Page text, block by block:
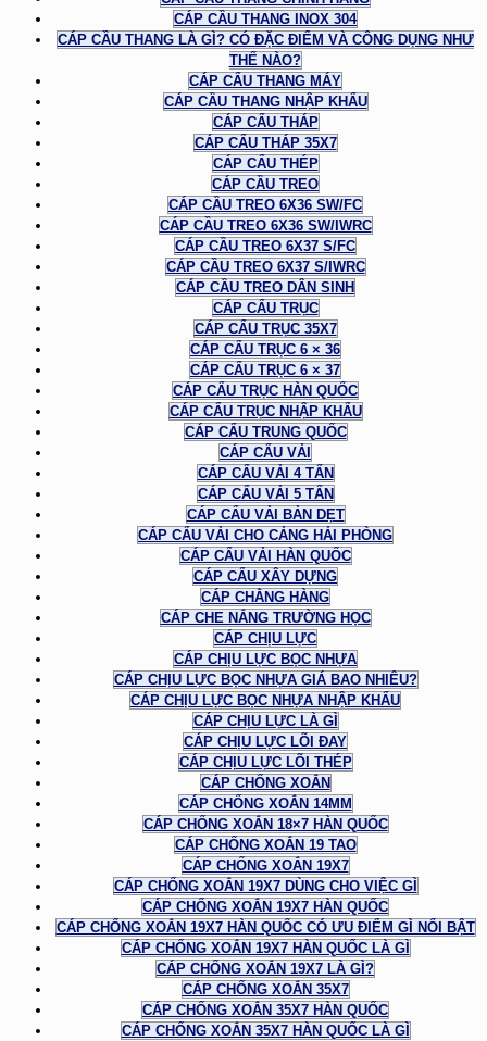
CÁP CẦU THANG INOX 304
CÁP CẦU THANG LÀ GÌ? CÓ ĐẶC ĐIỂM VÀ CÔNG DỤNG NHƯ
THẾ NÀO?
CÁP CẨU THANG MÁY
CÁP CẦU THANG NHẬP KHẨU
CÁP CẨU THÁP
CÁP CẨU THÁP 35X7
CÁP CẨU THÉP
CÁP CẦU TREO
CÁP CẦU TREO 6X36 SW/FC
CÁP CẦU TREO 6X36 SW/IWRC
CÁP CẦU TREO 6X37 S/FC
CÁP CẦU TREO 6X37 S/IWRC
CÁP CẦU TREO DÂN SINH
CÁP CẨU TRỤC
CÁP CẨU TRỤC 35X7
CÁP CẨU TRỤC 6 × 36
CÁP CẨU TRỤC 6 × 37
CÁP CẨU TRỤC HÀN QUỐC
CÁP CẨU TRỤC NHẬP KHẨU
CÁP CẨU TRUNG QUỐC
CÁP CẨU VẢI
CÁP CẨU VẢI 4 TẤN
CÁP CẨU VẢI 5 TẤN
CÁP CẨU VẢI BẢN DẸT
CÁP CẨU VẢI CHO CẢNG HẢI PHÒNG
CÁP CẨU VẢI HÀN QUỐC
CÁP CẨU XÂY DỰNG
CÁP CHẰNG HÀNG
CÁP CHE NẮNG TRƯỜNG HỌC
CÁP CHỊU LỰC
CÁP CHỊU LỰC BỌC NHỰA
CÁP CHỊU LỰC BỌC NHỰA GIÁ BAO NHIÊU?
CÁP CHỊU LỰC BỌC NHỰA NHẬP KHẨU
CÁP CHỊU LỰC LÀ GÌ
CÁP CHỊU LỰC LÕI ĐAY
CÁP CHỊU LỰC LÕI THÉP
CÁP CHỐNG XOẮN
CÁP CHỐNG XOẮN 14MM
CÁP CHỐNG XOẮN 18×7 HÀN QUỐC
CÁP CHỐNG XOẮN 19 TAO
CÁP CHỐNG XOẮN 19X7
CÁP CHỐNG XOẮN 19X7 DÙNG CHO VIỆC GÌ
CÁP CHỐNG XOẮN 19X7 HÀN QUỐC
CÁP CHỐNG XOẮN 19X7 HÀN QUỐC CÓ ƯU ĐIỂM GÌ NỔI BẬT
CÁP CHỐNG XOẮN 19X7 HÀN QUỐC LÀ GÌ
CÁP CHỐNG XOẮN 19X7 LÀ GÌ?
CÁP CHỐNG XOẮN 35X7
CÁP CHỐNG XOẮN 35X7 HÀN QUỐC
CÁP CHỐNG XOẮN 35X7 HÀN QUỐC LÀ GÌ